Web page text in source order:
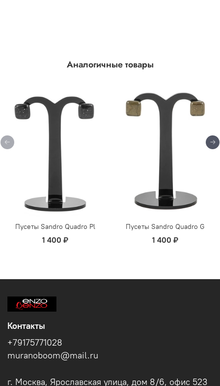
Аналогичные товары
Пусеты Sandro Quadro Pl
1 400 ₽
Пусеты Sandro Quadro G
1 400 ₽
Контакты
+79175771028
muranoboom@mail.ru
г. Москва, Ярославская улица, дом 8/6, офис 523